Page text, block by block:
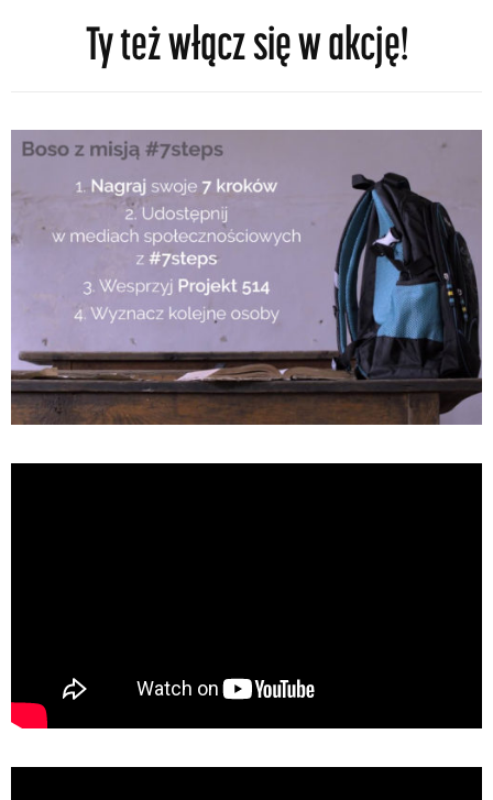
Ty też włącz się w akcję!